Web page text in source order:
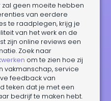
zal geen moeite hebben
van eerdere
te raadplegen, krijg je
van het werk en de
zijn online reviews een
Zoek naar
om te zien hoe zij
vakmanschap, service
feedback van
teken dat je met een
bedrijf te maken hebt.